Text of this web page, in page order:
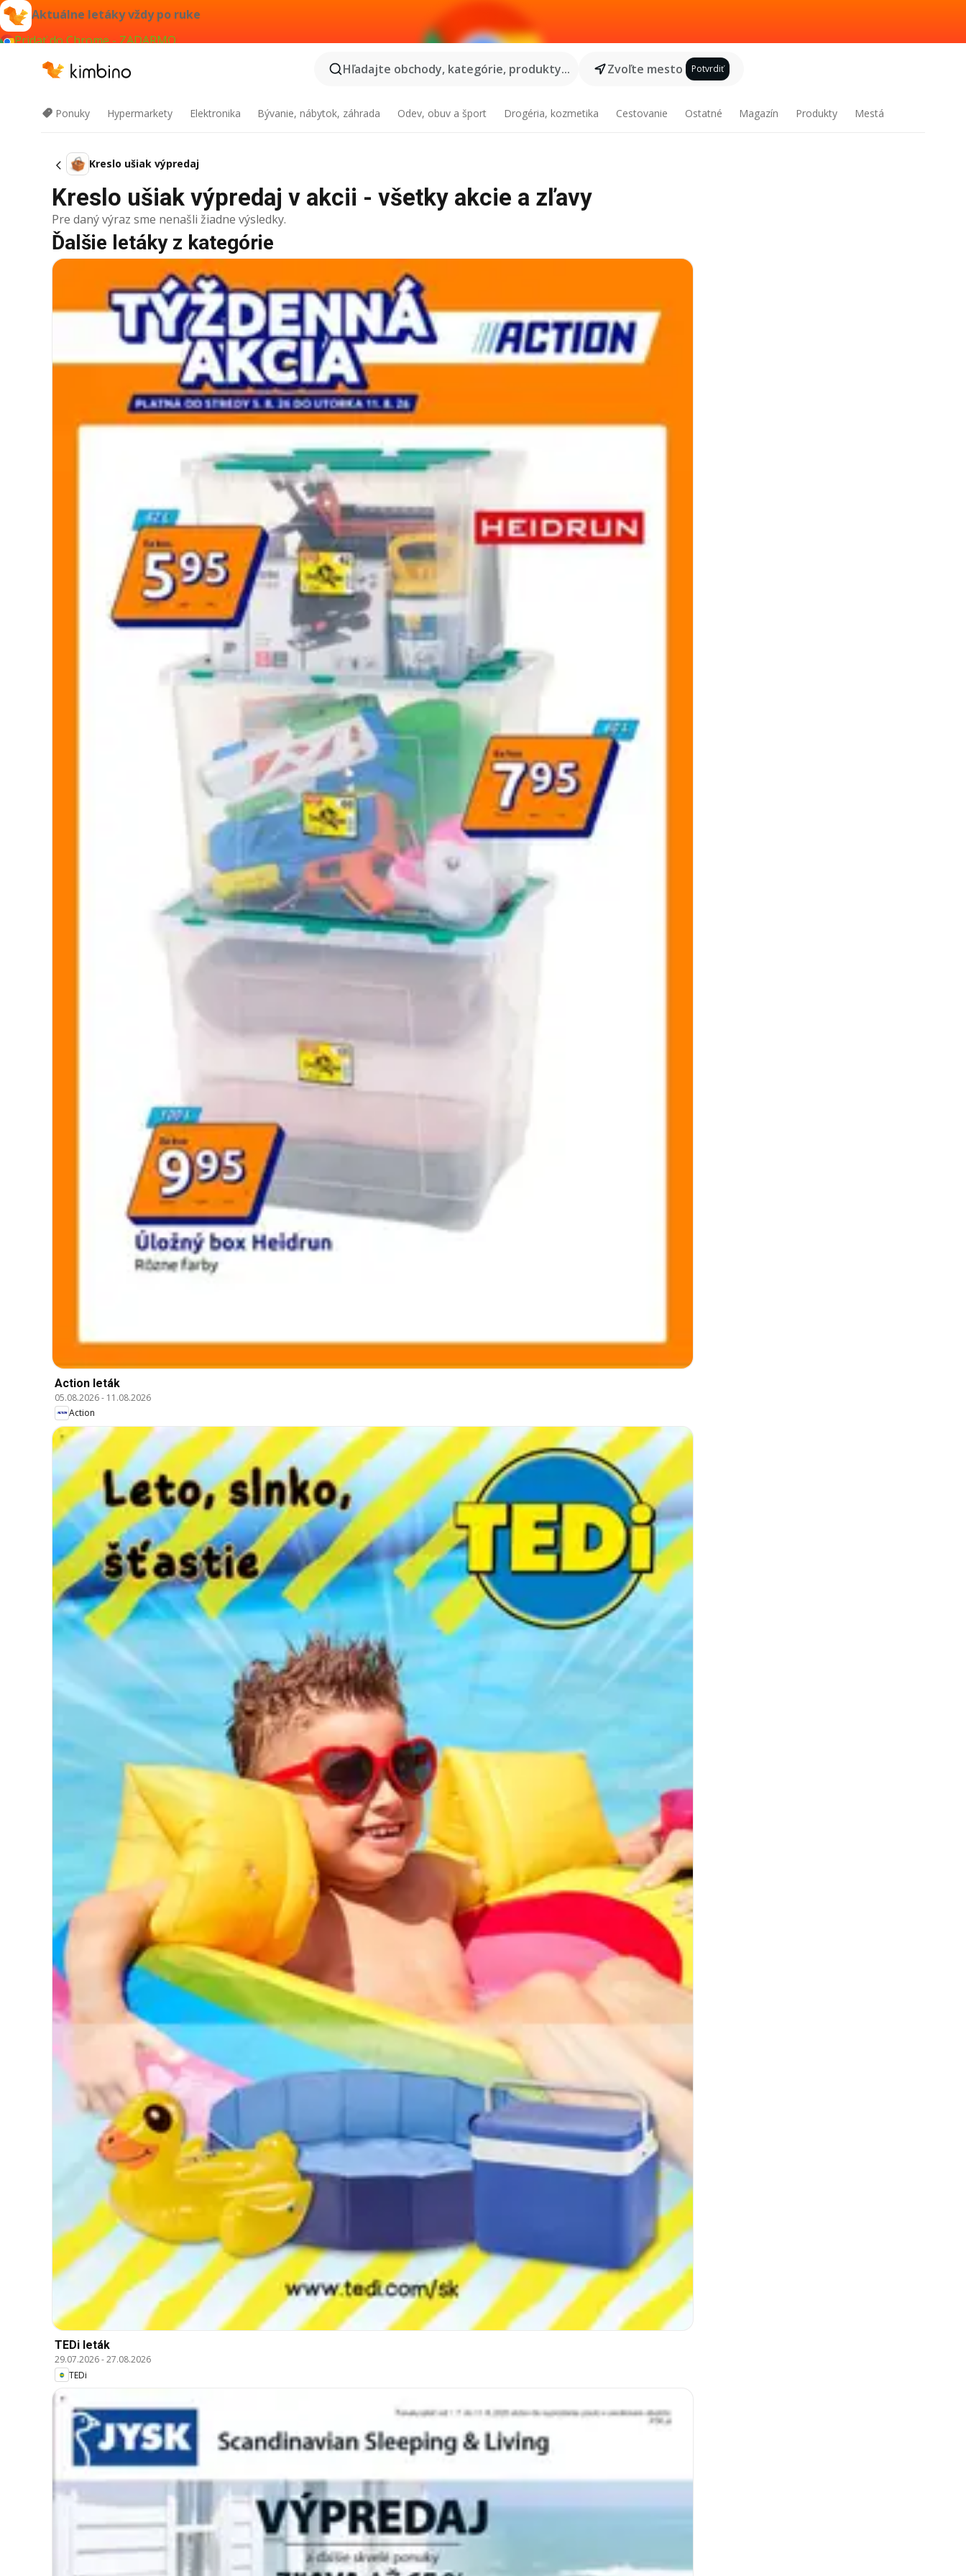
Aktuálne letáky vždy po ruke
Pridať do Chrome - ZADARMO
Hľadajte obchody, kategórie, produkty...
Zvoľte mesto Potvrdiť
Ponuky Hypermarkety Elektronika Bývanie, nábytok, záhrada Odev, obuv a šport Drogéria, kozmetika Cestovanie Ostatné Magazín Produkty Mestá
Kreslo ušiak výpredaj
Kreslo ušiak výpredaj v akcii - všetky akcie a zľavy
Pre daný výraz sme nenašli žiadne výsledky.
Ďalšie letáky z kategórie
Action leták
05.08.2026- 11.08.2026
Action
TEDi leták
29.07.2026-27.08.2026
TEDi